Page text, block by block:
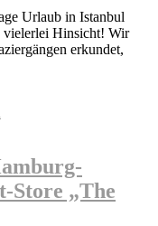
Urlaub in Istanbul
vielerlei Hinsicht! Wir
erkundet,
Store „The